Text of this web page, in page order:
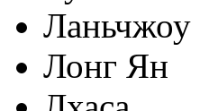
Ланьчжоу
Лонг Ян